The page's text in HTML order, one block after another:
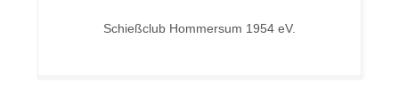
Schießclub Hommersum 1954 eV.